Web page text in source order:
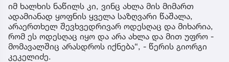
იმ ხალხის ნაწილს კი, ვინც ახლა მის მიმართ
ადამიანად ყოფნის ყველა საზღვარი წაშალა,
არაერთხელ შევხვედრივარ ოდესღაც და მიხარია,
რომ ეს ოდესღაც იყო და არა ახლა და მით უფრო -
მომავალშიც არასდროს იქნება“, - წერის გიორგი
კეკელიძე.